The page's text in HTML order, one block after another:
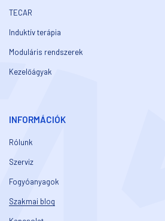
TECAR
Induktív terápia
Moduláris rendszerek
Kezelőágyak
INFORMÁCIÓK
Rólunk
Szerviz
Fogyóanyagok
Szakmai blog